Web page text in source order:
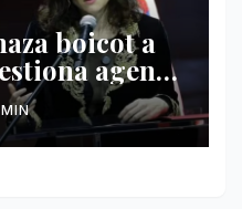
boicot a
agenda